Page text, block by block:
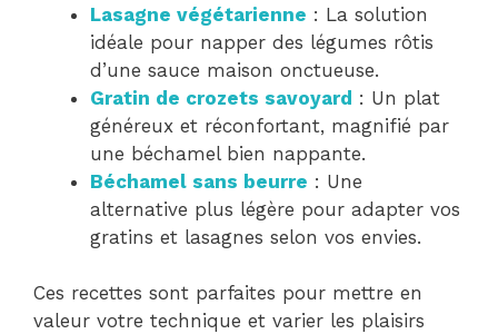
Lasagne végétarienne : La solution
idéale pour napper des légumes rôtis
d’une sauce maison onctueuse.
Gratin de crozets savoyard : Un plat
généreux et réconfortant, magnifié par
une béchamel bien nappante.
Béchamel sans beurre : Une
alternative plus légère pour adapter vos
gratins et lasagnes selon vos envies.
Ces recettes sont parfaites pour mettre en
valeur votre technique et varier les plaisirs